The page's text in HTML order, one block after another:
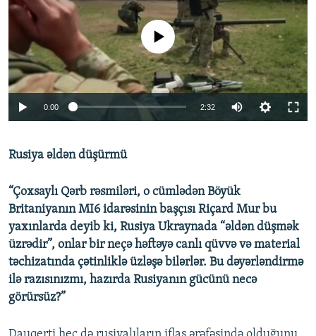
720p 1080p
No media source currently available
0:00 2:32
720p
1080p
Rusiya əldən düşürmü
“Çoxsaylı Qərb rəsmiləri, o cümlədən Böyük
Britaniyanın MI6 idarəsinin başçısı Riçard Mur bu
yaxınlarda deyib ki, Rusiya Ukraynada “əldən düşmək
üzrədir”, onlar bir neçə həftəyə canlı qüvvə və material
təchizatında çətinliklə üzləşə bilərlər. Bu dəyərləndirmə
ilə razısınızmı, hazırda Rusiyanın gücünü necə
görürsüz?”